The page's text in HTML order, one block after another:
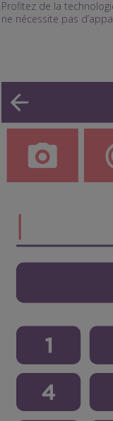
Profitez de la
ne nécessite pas